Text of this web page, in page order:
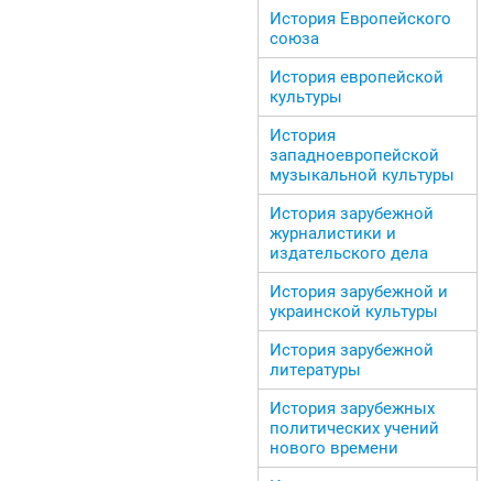
История Европейского
союза
История европейской
культуры
История
западноевропейской
музыкальной культуры
История зарубежной
журналистики и
издательского дела
История зарубежной и
украинской культуры
История зарубежной
литературы
История зарубежных
политических учений
нового времени